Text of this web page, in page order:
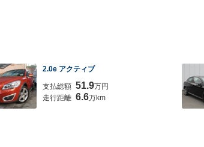
2.0e アクティブ
支払総額 51.9万円
走行距離 6.6万km